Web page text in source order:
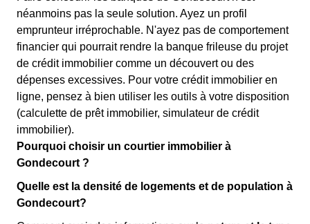
néanmoins pas la seule solution. Ayez un profil
emprunteur irréprochable. N'ayez pas de comportement
financier qui pourrait rendre la banque frileuse du projet
de crédit immobilier comme un découvert ou des
dépenses excessives. Pour votre crédit immobilier en
ligne, pensez à bien utiliser les outils à votre disposition
(calculette de prêt immobilier, simulateur de crédit
immobilier).
Pourquoi choisir un courtier immobilier à
Gondecourt ?
Quelle est la densité de logements et de population à
Gondecourt?